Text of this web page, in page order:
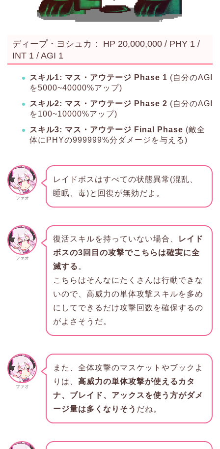
ディープ・ヨシュカ： HP 20,000,000 / PHY 1 /
INT 1 / AGI 1
スキル1: マス・アウテージ Phase 1 (自分のAGI
を5000~40000%アップ)
スキル2: マス・アウテージ Phase 2 (自分のAGI
を100~10000%アップ)
スキル3: マス・アウテージ Final Phase (敵全
体にPHYの999999%分ダメージを与える)
ファオ
レイドボスはすべての状態異常(混乱、
睡眠、毒)と回復が無効だよ。
ファオ
復活スキルを持っていない場合、
レイド
ボスの3回目の攻撃でこちらは確実に全
滅する 。
こちらはそんなにたくさんは行動できな
いので、高威力の単体攻撃スキルを多め
にしてできるだけ攻撃回数を確保するの
がよさそうだ。
ファオ
また、全体攻撃のマスケットやブックよ
りは、 高威力の単体攻撃が使えるカタ
ナ、ブレイド、アックスを使う方がダメ
ージ量は多くなりそう だね。